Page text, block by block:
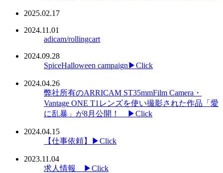
2025.02.17
2024.11.01
adicam/rollingcart
2024.09.28
SpiceHalloween campaign▶Click
2024.04.26
弊社所有のARRICAM ST35mmFilm Camera・
Vantage ONE T1レンズを使い撮影された作品「愛
に乱暴」が8月公開！ ▶Click
2024.04.15
【仕事依頼】▶Click
2023.11.04
求人情報 ▶Click